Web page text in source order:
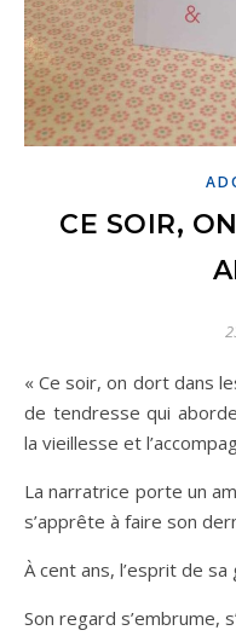
CE SOIR,
« Ce soir, on dort dans
de tendresse qui
la vieillesse et
La narratrice porte un
s’apprête à faire son
À cent ans, l’esprit de
Son regard s’embrume,